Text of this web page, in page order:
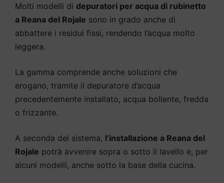
Molti modelli di depuratori per acqua di rubinetto
a Reana del Rojale sono in grado anche di
abbattere i residui fissi, rendendo l’acqua molto
leggera.
La gamma comprende anche soluzioni che
erogano, tramite il depuratore d’acqua
precedentemente installato, acqua bollente, fredda
o frizzante.
A seconda del sistema, l’installazione a Reana del
Rojale potrà avvenire sopra o sotto il lavello e, per
alcuni modelli, anche sotto la base della cucina.